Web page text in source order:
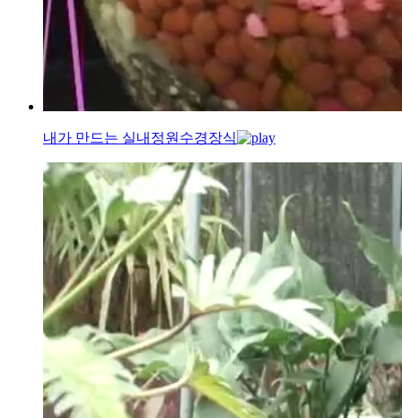
내가 만드는 실내정원 수경장식